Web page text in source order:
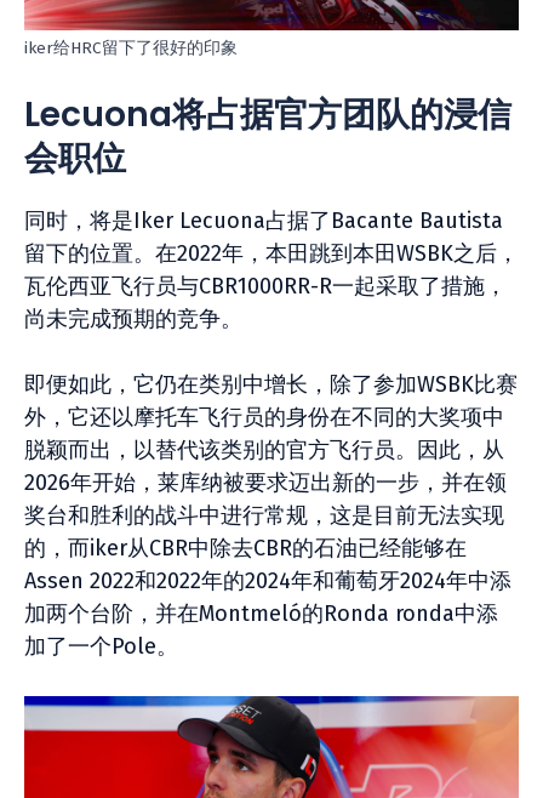
iker给HRC留下了很好的印象
Lecuona将占据官方团队的浸信
会职位
同时，将是Iker Lecuona占据了Bacante Bautista
留下的位置。在2022年，本田跳到本田WSBK之后，
瓦伦西亚飞行员与CBR1000RR-R一起采取了措施，
尚未完成预期的竞争。
即便如此，它仍在类别中增长，除了参加WSBK比赛
外，它还以摩托车飞行员的身份在不同的大奖项中
脱颖而出，以替代该类别的官方飞行员。因此，从
2026年开始，莱库纳被要求迈出新的一步，并在领
奖台和胜利的战斗中进行常规，这是目前无法实现
的，而iker从CBR中除去CBR的石油已经能够在
Assen 2022和2022年的2024年和葡萄牙2024年中添
加两个台阶，并在Montmeló的Ronda ronda中添
加了一个Pole。